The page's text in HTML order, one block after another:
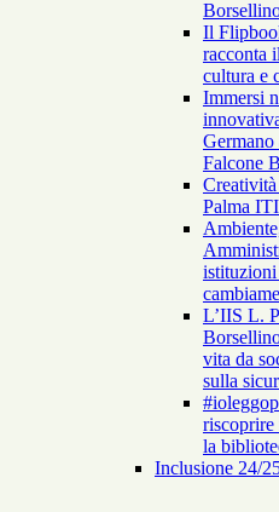
Il
racconta
cultura e
Immersi
Falcone
Palma
istituzioni
L’IIS L.
vita da
sulla
riscoprire
la
Inclusione 24/